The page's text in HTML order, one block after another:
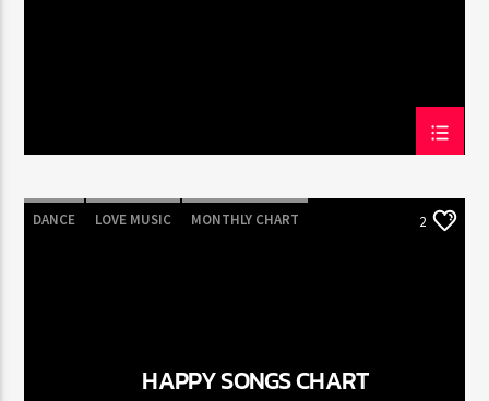
DANCE LOVE MUSIC MONTHLY CHART 2
HAPPY SONGS CHART